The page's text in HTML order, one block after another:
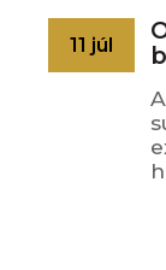
11 júl